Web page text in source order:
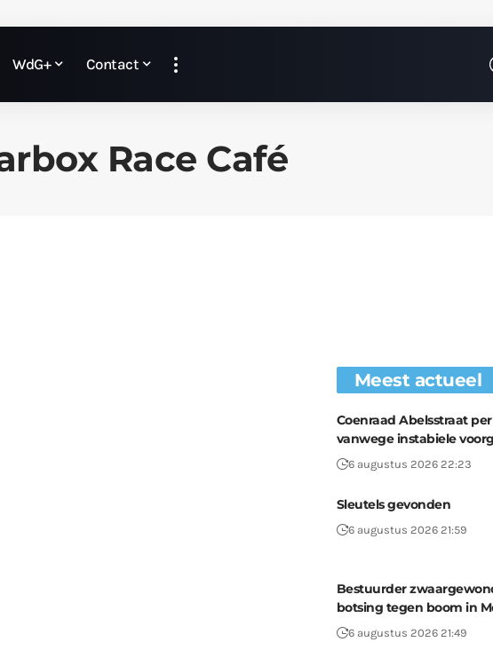
WdG+ Contact
Race Café
Meest actueel
Coenraad Abelsstraat
vanwege instabiele
6 augustus 2026 22:23
Sleutels gevonden
6 augustus 2026 21:59
Bestuurder
botsing tegen boom in
6 augustus 2026 21:49